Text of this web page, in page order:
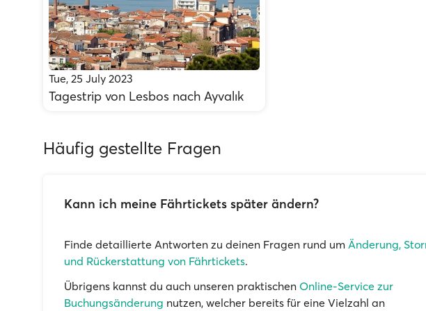
Tue, 25 July 2023
Tagestrip von Lesbos nach Ayvalık
Häufig gestellte Fragen
Kann ich meine Fährtickets später ändern?
Finde detaillierte Antworten zu deinen Fragen rund um Änderung,
und Rückerstattung von Fährtickets.
Übrigens kannst du auch unseren praktischen Online-Service zur
Buchungsänderung nutzen, welcher bereits für eine Vielzahl an